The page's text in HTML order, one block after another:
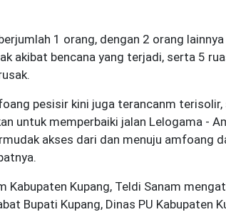
1 orang, dengan 2 orang
akibat bencana yang terjadi, serta 5
pesisir kini juga terancanm
untuk memperbaiki jalan Lelogama -
akses dari dan menuju amfoang
Kabupaten Kupang, Teldi Sanam
Bupati Kupang, Dinas PU Kabupaten